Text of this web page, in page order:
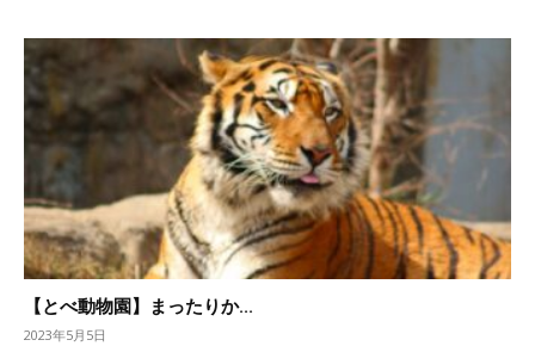
【とべ動物園】まったりか...
2023年5月5日